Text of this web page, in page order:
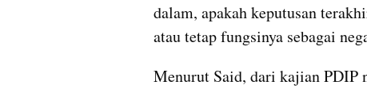
dalam, apakah keputusan
atau tetap fungsinya sebagai
Menurut Said, dari kajian PDIP